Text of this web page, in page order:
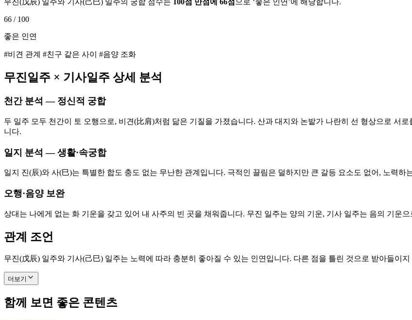
무진(戊辰) 일주와 기사(己巳) 일주의 궁합 점수는 100점 만점에 66점 으로 ‘좋은 인연 ’에 해당합니다.
66 / 100
좋은 인연
#비견 관계 #친구 같은 사이 #음양 조화
무진일주 × 기사일주 상세 분석
천간 분석 — 정신적 궁합
두 일주 모두 천간이 토 오행으로, 비견(比肩)처럼 닮은 기질을 가졌습니다. 산과 대지와 논밭가 나란히 선 형상으로 서
니다.
일지 분석 — 생활·속궁합
일지 진(辰)와 사(巳)는 특별한 합도 충도 없는 무난한 관계입니다. 극적인 끌림은 덜하지만 큰 갈등 요소도 없어, 노력하
오행·음양 보완
상대는 나에게 없는 화 기운을 갖고 있어 내 사주의 빈 곳을 채워줍니다. 무진 일주는 양의 기운, 기사 일주는 음의 기운
관계 조언
무진(戊辰) 일주와 기사(己巳) 일주는 노력에 따라 충분히 좋아질 수 있는 인연입니다. 다른 점을 틀린 것으로 받아들이
더보기
함께 보면 좋은 콘텐츠